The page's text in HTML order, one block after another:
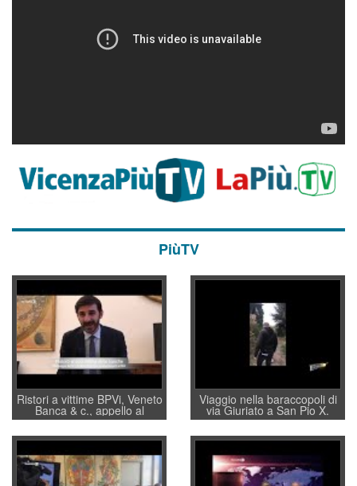
PiùTV
Ristori a vittime BPVi, Veneto
Banca & c., appello al
sottosegretario Alessio
Villarosa: per mettere ordine
convochi con Di Maio CNCU
a supporto della cabina di
regia al Mef
Viaggio nella baraccopoli di
via Giuriato a San Pio X.
Vicenza ai Vicentini: “faremo
un regalo di Natale ai
residenti”